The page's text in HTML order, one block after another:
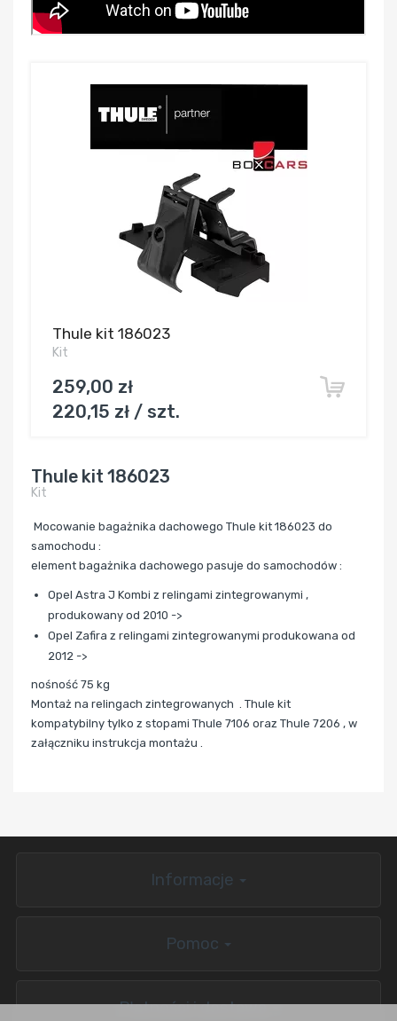
Thule kit 186023
Kit
259,00 zł
220,15 zł / szt.
Thule kit 186023
Kit
Mocowanie bagażnika dachowego Thule kit 186023 do
samochodu :
element bagażnika dachowego pasuje do samochodów :
Opel Astra J Kombi z relingami zintegrowanymi ,
produkowany od 2010 ->
Opel Zafira z relingami zintegrowanymi produkowana od
2012 ->
nośność 75 kg
Montaż na relingach zintegrowanych . Thule kit
kompatybilny tylko z stopami Thule 7106 oraz Thule 7206 , w
załączniku instrukcja montażu .
Informacje
Pomoc
Płatności i dostawa